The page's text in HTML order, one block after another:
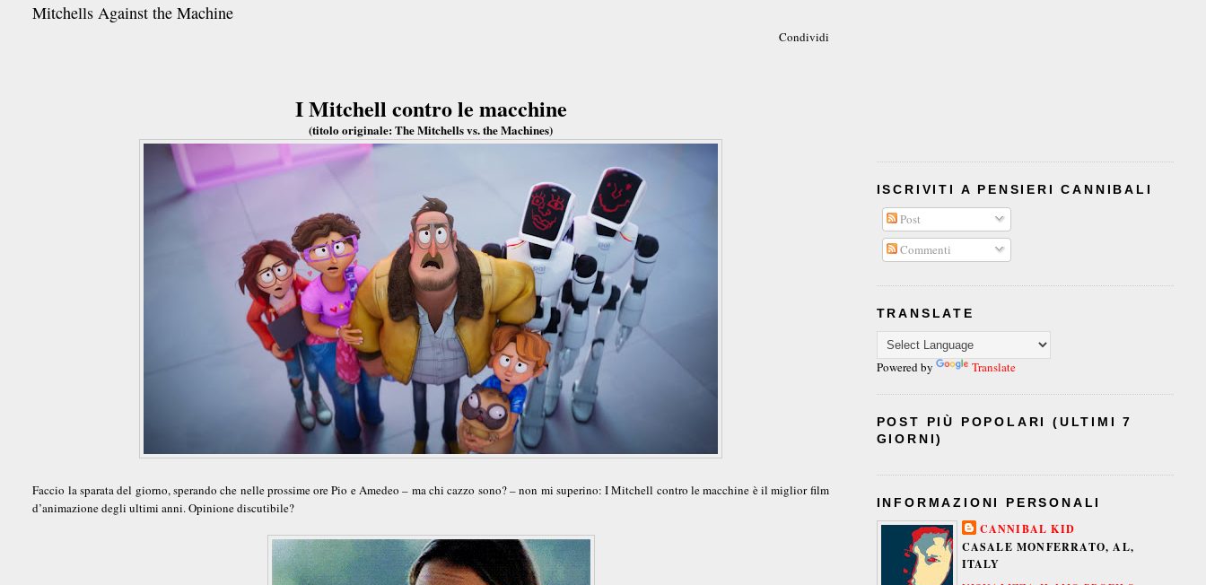
Mitchells Against the Machine
Condividi
I Mitchell contro le macchine
(titolo originale: The Mitchells vs. the Machines)
Faccio la sparata del giorno, sperando che nelle prossime ore Pio e Amedeo – ma chi cazzo sono? – non mi superino: I Mitchell contro le macchine è il miglior film
d’animazione degli ultimi anni. Opinione discutibile?
ISCRIVITI A PENSIERI CANNIBALI
Post
Commenti
TRANSLATE
Powered by Translate
POST PIÙ POPOLARI (ULTIMI 7
GIORNI)
INFORMAZIONI PERSONALI
CANNIBAL KID
CASALE MONFERRATO, AL,
ITALY